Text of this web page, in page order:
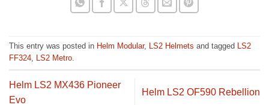
This entry was posted in Helm Modular, LS2 Helmets and tagged LS2
FF324, LS2 Metro.
Helm LS2 MX436 Pioneer
Evo
Helm LS2 OF590 Rebellion